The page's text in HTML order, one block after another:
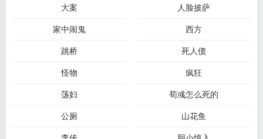
大案
人脸披萨
家中闹鬼
西方
跳桥
死人债
怪物
疯狂
荡妇
荀彧怎么死的
公厕
山花鱼